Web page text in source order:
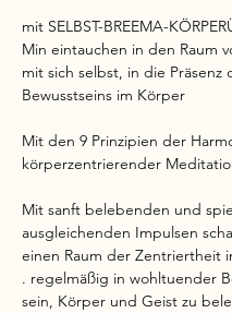
mit SELBST-BREEMA-
Min eintauchen in den Raum
mit sich selbst, in die Präsenz
Bewusstseins im Körper
Mit den 9 Prinzipien der
körperzentrierender
Mit sanft belebenden und
ausgleichenden Impulsen
einen Raum der Zentriertheit
. regelmäßig in wohltuender
sein, Körper und Geist zu